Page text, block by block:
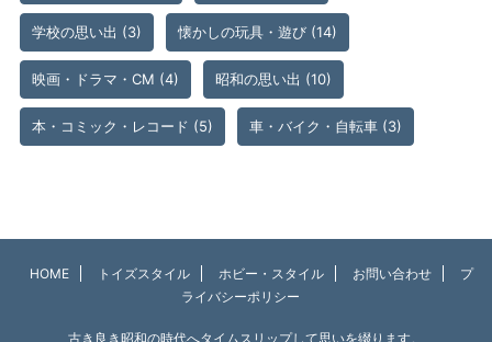
学校の思い出 (3) 懐かしの玩具・遊び (14)
映画・ドラマ・CM (4) 昭和の思い出 (10)
本・コミック・レコード (5) 車・バイク・自転車 (3)
HOME トイズスタイル ホビー・スタイル お問い合わせ
プ
ライバシーポリシー
古き良き昭和の時代へタイムスリップして思いを綴ります。